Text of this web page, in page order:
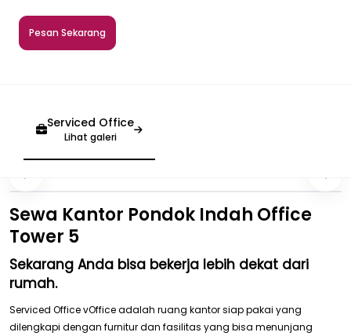
Pesan Sekarang
Serviced Office
Lihat galeri
Sewa Kantor Pondok Indah Office
Tower 5
Sekarang Anda bisa bekerja lebih dekat dari
rumah.
Serviced Office vOffice adalah ruang kantor siap pakai yang
dilengkapi dengan furnitur dan fasilitas yang bisa menunjang